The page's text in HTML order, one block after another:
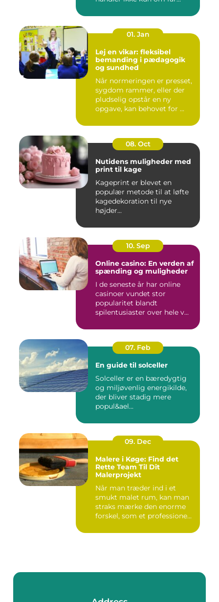
01. Jan
Lej en vikar: fleksibel
bemanding i pædagogik
og sundhed
Når normeringen er presset,
sygdom rammer, eller der
pludselig opstår en ny
opgave, kan behovet for ...
08. Oct
Nutidens muligheder med
print til kage
Kageprint er blevet en
populær metode til at løfte
kagedekoration til nye
højder...
10. Sep
Online casino: En verden af
spænding og muligheder
I de seneste år har online
casinoer vundet stor
popularitet blandt
spilentusiaster over hele v...
07. Feb
En guide til solceller
Solceller er en bæredygtig
og miljøvenlig energikilde,
der bliver stadig mere
popul&ael...
09. Dec
Malere i Køge: Find det
Rette Team Til Dit
Malerprojekt
Når man træder ind i et
smukt malet rum, kan man
straks mærke den enorme
forskel, som et professione...